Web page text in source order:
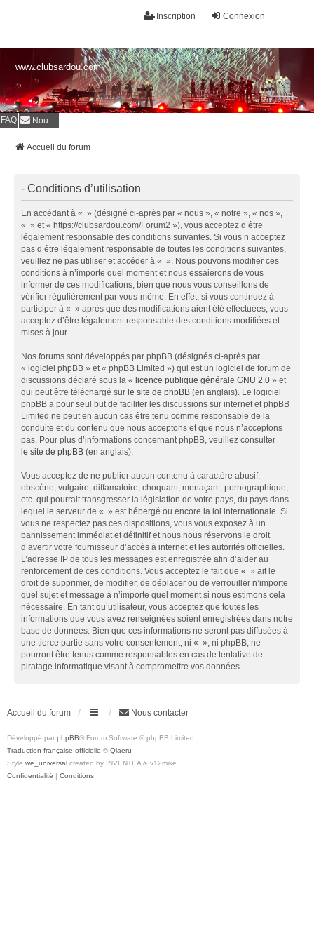
Connexion
Inscription
www.clubsardou.com
FAQ Nous contacter
Accueil du forum
- Conditions d’utilisation
En accédant à « » (désigné ci-après par « nous », « notre », « nos »,
« » et « https://clubsardou.com/Forum2 »), vous acceptez d’être
légalement responsable des conditions suivantes. Si vous n’acceptez
pas d’être légalement responsable de toutes les conditions suivantes,
veuillez ne pas utiliser et accéder à « ». Nous pouvons modifier ces
conditions à n’importe quel moment et nous essaierons de vous
informer de ces modifications, bien que nous vous conseillons de
vérifier régulièrement par vous-même. En effet, si vous continuez à
participer à « » après que des modifications aient été effectuées, vous
acceptez d’être légalement responsable des conditions modifiées et
mises à jour.
Nos forums sont développés par phpBB (désignés ci-après par
« logiciel phpBB » et « phpBB Limited ») qui est un logiciel de forum de
discussions déclaré sous la « licence publique générale GNU 2.0 » et
qui peut être téléchargé sur le site de phpBB (en anglais). Le logiciel
phpBB a pour seul but de faciliter les discussions sur internet et phpBB
Limited ne peut en aucun cas être tenu comme responsable de la
conduite et du contenu que nous acceptons et que nous n’acceptons
pas. Pour plus d’informations concernant phpBB, veuillez consulter
le site de phpBB (en anglais).
Vous acceptez de ne publier aucun contenu à caractère abusif,
obscène, vulgaire, diffamatoire, choquant, menaçant, pornographique,
etc. qui pourrait transgresser la législation de votre pays, du pays dans
lequel le serveur de « » est hébergé ou encore la loi internationale. Si
vous ne respectez pas ces dispositions, vous vous exposez à un
bannissement immédiat et définitif et nous nous réservons le droit
d’avertir votre fournisseur d’accès à internet et les autorités officielles.
L’adresse IP de tous les messages est enregistrée afin d’aider au
renforcement de ces conditions. Vous acceptez le fait que « » ait le
droit de supprimer, de modifier, de déplacer ou de verrouiller n’importe
quel sujet et message à n’importe quel moment si nous estimons cela
nécessaire. En tant qu’utilisateur, vous acceptez que toutes les
informations que vous avez renseignées soient enregistrées dans notre
base de données. Bien que ces informations ne seront pas diffusées à
une tierce partie sans votre consentement, ni « », ni phpBB, ne
pourront être tenus comme responsables en cas de tentative de
piratage informatique visant à compromettre vos données.
Accueil du forum Nous contacter
Développé par phpBB® Forum Software © phpBB Limited
Traduction française officielle © Qiaeru
Style we_universal created by INVENTEA & v12mike
Confidentialité | Conditions